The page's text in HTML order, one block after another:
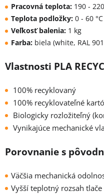
Pracovná teplota: 190 -
Teplota podložky: 0 - 60 °C
Veľkosť balenia: 1 kg
Farba: biela (white, RAL
Vlastnosti PLA
100% recyklovaný
100% recyklovateľné
Biologicky rozložiteľný
Vynikajúce mechanické
Porovnanie s
Väčšia mechanická
Vyšší teplotný rozsah tlače